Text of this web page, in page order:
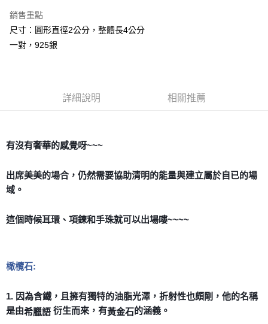
ATM付款
每筆NT$80，滿NT$3,000(含以上)免運費
郵局幫你送（離島）
每筆NT$80，滿NT$3,000(含以上)免運費
銷售重點
尺寸：圓形直徑2公分，整體長4公分
一對，925銀
詳細說明 相關推薦
有沒有奢華的感覺呀~~~
出席美美的場合，仍然需要協助清明的能量與建立屬於自已的場
域。
這個時候耳環、項鍊和手珠就可以出場嘍~~~~
橄欖石:
1. 因為含鐵，且擁有獨特的油脂光澤，折射性也頗剛，他的名稱
是由希臘語 衍生而來，有黃金石的涵義。